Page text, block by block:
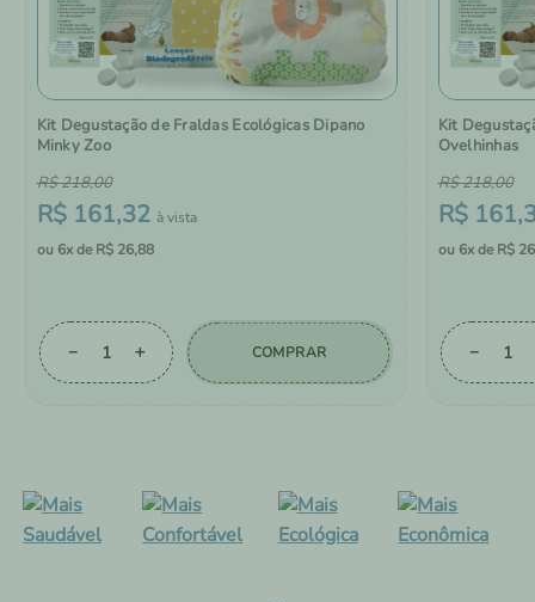
Kit Degustação de Fraldas Ecológicas Dipano
Minky Zoo
R$ 161,32
R$218,00
6 R$ 26,88
＋
－ COMPRAR
Kit
Ovelhinhas
R$ 161,
R$218,00
6 R$ 26
－